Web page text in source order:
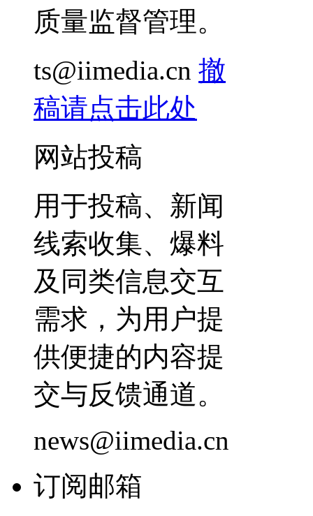
质量监督管理。
ts@iimedia.cn 撤
稿请点击此处
网站投稿
用于投稿、新闻
线索收集、爆料
及同类信息交互
需求，为用户提
供便捷的内容提
交与反馈通道。
news@iimedia.cn
订阅邮箱